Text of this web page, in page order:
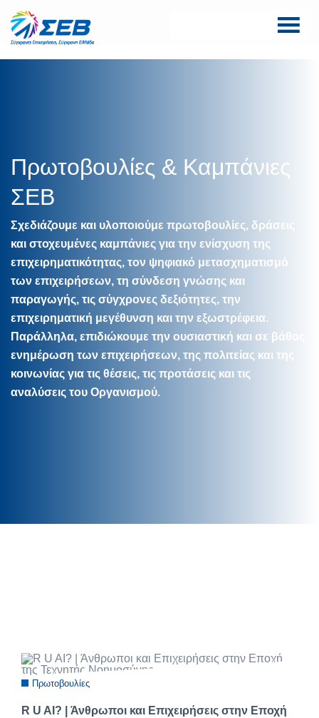
content
Πρωτοβουλίες & Καμπάνιες
ΣΕΒ
Σχεδιάζουμε και υλοποιούμε πρωτοβουλίες, δράσεις
και στοχευμένες καμπάνιες για την ενίσχυση της
επιχειρηματικότητας, τον ψηφιακό μετασχηματισμό
των επιχειρήσεων, τη σύνδεση γνώσης και
παραγωγής, τις σύγχρονες δεξιότητες, την
επιχειρηματική μεγέθυνση και την εξωστρέφεια.
Παράλληλα, επιδιώκουμε την ουσιαστική και σε βάθος
ενημέρωση των επιχειρήσεων, της πολιτείας και της
κοινωνίας για τις θέσεις, τις προτάσεις και τις
αναλύσεις του Οργανισμού.
Πρωτοβουλίες
R U AI? | Άνθρωποι και Επιχειρήσεις στην Εποχή